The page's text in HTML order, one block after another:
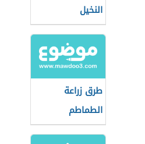
النخيل
طرق زراعة
الطماطم